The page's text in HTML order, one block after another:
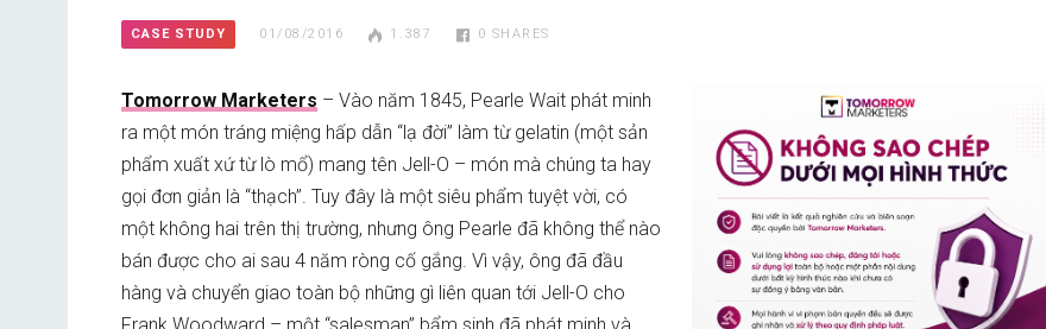
CASE STUDY 01/08/2016 1.387 0 SHARES
Tomorrow Marketers – Vào năm 1845, Pearle Wait phát minh
ra một món tráng miệng hấp dẫn “lạ đời” làm từ gelatin (một sản
phẩm xuất xứ từ lò mổ) mang tên Jell-O – món mà chúng ta hay
gọi đơn giản là “thạch”. Tuy đây là một siêu phẩm tuyệt vời, có
một không hai trên thị trường, nhưng ông Pearle đã không thể nào
bán được cho ai sau 4 năm ròng cố gắng. Vì vậy, ông đã đầu
hàng và chuyển giao toàn bộ những gì liên quan tới Jell-O cho